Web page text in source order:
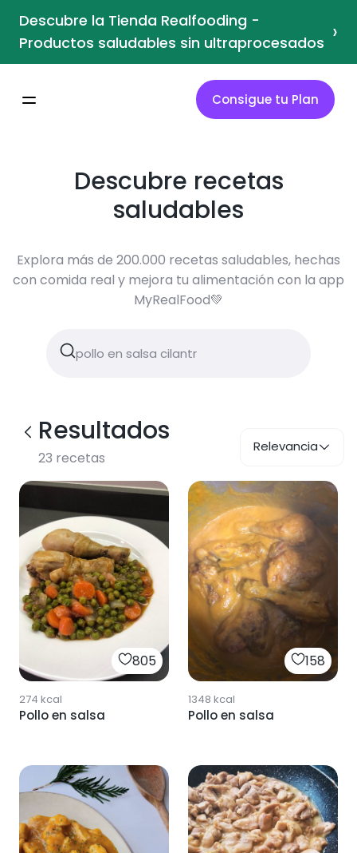
Descubre la Tienda Realfooding -
Productos saludables sin ultraprocesados ›
Consigue tu Plan
Descubre recetas
saludables
Explora más de 200.000 recetas saludables, hechas
con comida real y mejora tu alimentación con la app
MyRealFood💚
Resultados
23 recetas
Relevancia
805
274 kcal
Pollo en salsa
158
1348 kcal
Pollo en salsa